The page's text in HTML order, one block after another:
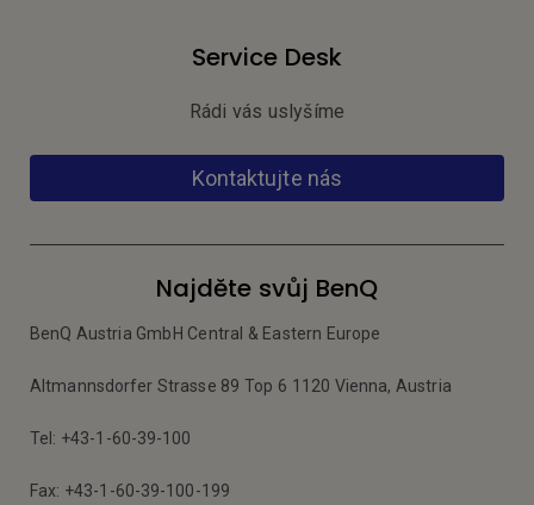
Service Desk
Rádi vás uslyšíme
Kontaktujte nás
Najděte svůj BenQ
BenQ Austria GmbH Central & Eastern Europe
Altmannsdorfer Strasse 89 Top 6 1120 Vienna, Austria
Tel: +43-1-60-39-100
Fax: +43-1-60-39-100-199